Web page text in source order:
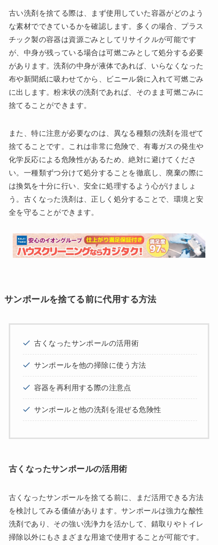
古い洗剤を捨てる際は、まず使用していた容器がどのよう
な素材でできているかを確認します。多くの場合、プラス
チック製の容器は資源ごみとしてリサイクルが可能です
が、中身が残っている場合は可燃ごみとして処分する必要
があります。洗剤の中身が液体であれば、いらなくなった
布や新聞紙に吸わせてから、ビニール袋に入れて可燃ごみ
に出します。粉末状の洗剤であれば、そのまま可燃ごみに
捨てることができます。
また、特に注意が必要なのは、異なる種類の洗剤を混ぜて
捨てることです。これは非常に危険で、有毒ガスの発生や
化学反応による危険性があるため、絶対に避けてくださ
い。一種類ずつ分けて処分することを徹底し、廃棄の際に
は換気を十分に行い、安全に処理するよう心がけましょ
う。古くなった洗剤は、正しく処分することで、環境と安
全を守ることができます。
サンポールを捨てる前に代用する方法
古くなったサンポールの活用術
サンポールを他の掃除に使う方法
容器を再利用する際の注意点
サンポールと他の洗剤を混ぜる危険性
古くなったサンポールの活用術
古くなったサンポールを捨てる前に、まだ活用できる方法
を検討してみる価値があります。サンポールは強力な酸性
洗剤であり、その強い洗浄力を活かして、錆取りやトイレ
掃除以外にもさまざまな用途で使用することが可能です。